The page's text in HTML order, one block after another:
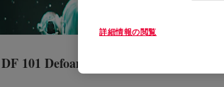
101 Defoamer
詳細情報の閲覧